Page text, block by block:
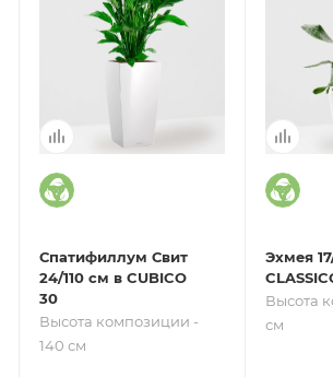
Спатифиллум Свит
24/110 см в CUBICO
30
Высота композиции -
140 см
Эхмея
Высота
см